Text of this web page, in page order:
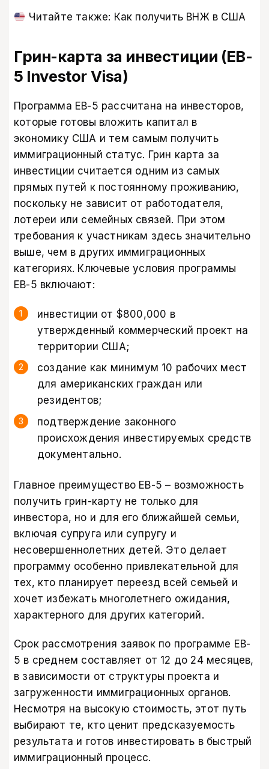
Читайте также: Как получить ВНЖ в США
Грин-карта за инвестиции (EB-
5 Investor Visa)
Программа EB-5 рассчитана на инвесторов,
которые готовы вложить капитал в
экономику США и тем самым получить
иммиграционный статус. Грин карта за
инвестиции считается одним из самых
прямых путей к постоянному проживанию,
поскольку не зависит от работодателя,
лотереи или семейных связей. При этом
требования к участникам здесь значительно
выше, чем в других иммиграционных
категориях. Ключевые условия программы
EB-5 включают:
инвестиции от $800,000 в
утвержденный коммерческий проект на
территории США;
создание как минимум 10 рабочих мест
для американских граждан или
резидентов;
подтверждение законного
происхождения инвестируемых средств
документально.
Главное преимущество EB-5 – возможность
получить грин-карту не только для
инвестора, но и для его ближайшей семьи,
включая супруга или супругу и
несовершеннолетних детей. Это делает
программу особенно привлекательной для
тех, кто планирует переезд всей семьей и
хочет избежать многолетнего ожидания,
характерного для других категорий.
Срок рассмотрения заявок по программе EB-
5 в среднем составляет от 12 до 24 месяцев,
в зависимости от структуры проекта и
загруженности иммиграционных органов.
Несмотря на высокую стоимость, этот путь
выбирают те, кто ценит предсказуемость
результата и готов инвестировать в быстрый
иммиграционный процесс.